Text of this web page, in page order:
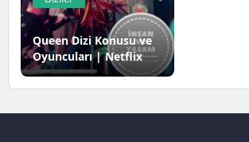
Queen Dizi Konusu ve
Oyuncuları | Netflix